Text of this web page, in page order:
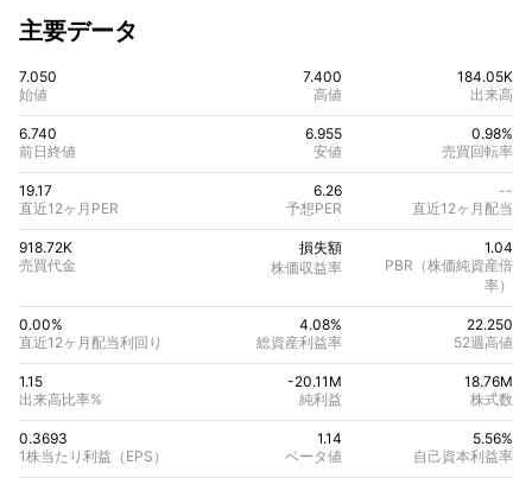
主要データ
7.050
始値
7.400
高値
184.05K
出来高
19.17
直近12ヶ月PER
6.26
予想PER
--
直近12ヶ月配当
0.98%
売買回転率
6.740
前日終値
6.955
安値
918.72K
売買代金
損失額
株価収益率
1.04
PBR（株価純資産倍
率）
0.00%
直近12ヶ月配当利回り
4.08%
総資産利益率
22.250
52週高値
1.15
出来高比率%
-20.11M
純利益
18.76M
株式数
0.3693
1株当たり利益（EPS）
1.14
ベータ値
5.56%
自己資本利益率